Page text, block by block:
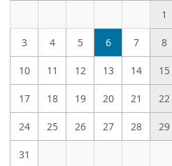
1
3 4 5 6 7 8
10 11 12 13 14 15
17 18 19 20 21 22
24 25 26 27 28 29
31